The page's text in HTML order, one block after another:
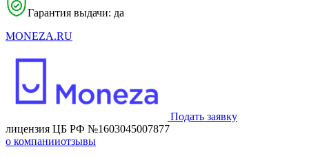
Гарантия выдачи: да
MONEZA.RU
Подать заявку
лицензия ЦБ РФ №1603045007877
о компанииотзывы